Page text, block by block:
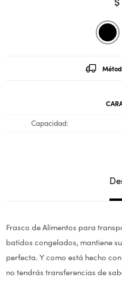
Capacidad
Frasco de Alimentos para
batidos congelados, mantiene
perfecta. Y como está hecho
no tendrás transferencias de